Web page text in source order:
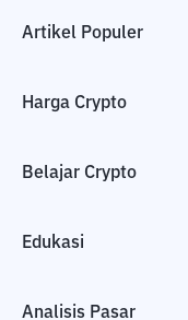
Artikel Populer
Harga Crypto
Belajar Crypto
Edukasi
Analisis Pasar